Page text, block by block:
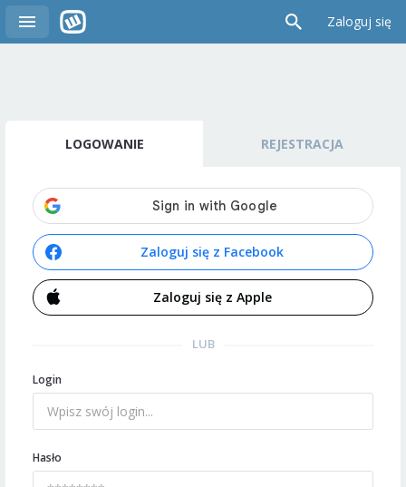
Zaloguj się
LOGOWANIE REJESTRACJA
Zaloguj się z Facebook
Zaloguj się z Apple
LUB
Login
Hasło